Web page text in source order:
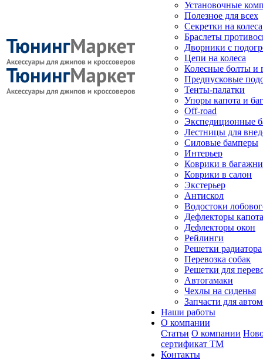
Установочные
Полезное для всех
Секретки на колеса
Браслеты
Дворники с
Цепи на колеса
Колесные болты и
Предпусковые
Тенты-палатки
Упоры капота и
Off-road
Экспедиционные
Лестницы для
Силовые бамперы
Интерьер
Коврики в
Коврики в салон
Экстерьер
Антискол
Водостоки
Дефлекторы капота
Дефлекторы окон
Рейлинги
Решетки радиатора
Перевозка собак
Решетки для
Автогамаки
Чехлы на сиденья
Запчасти для
Наши работы
О компании
Статьи О компании
сертификат ТМ
Контакты